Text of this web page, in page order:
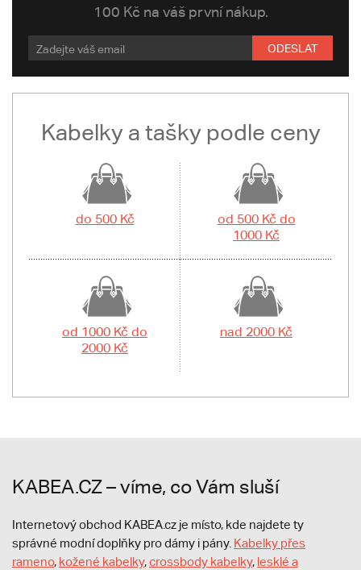
100 Kč na váš první nákup.
ODESLAT
Kabelky a tašky podle ceny
do 500 Kč
od 500 Kč do
1000 Kč
od 1000 Kč do
2000 Kč
nad 2000 Kč
KABEA.CZ – víme, co Vám sluší
Internetový obchod KABEA.cz je místo, kde najdete ty
správné modní doplňky pro dámy i pány. Kabelky přes
rameno, kožené kabelky,crossbody kabelky, lesklé a